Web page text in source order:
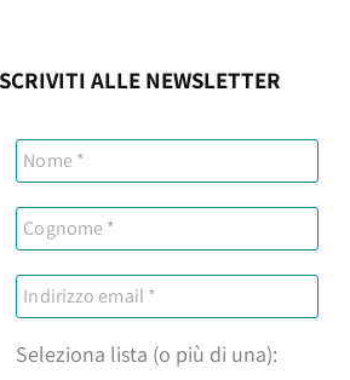
ALLE NEWSLETTER
Seleziona lista (o più di una):